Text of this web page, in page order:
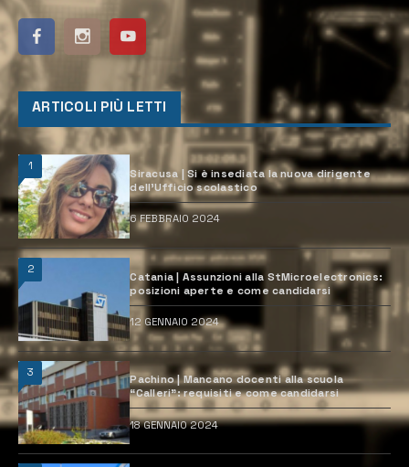
ARTICOLI PIÙ LETTI
1
Siracusa | Si è insediata la nuova dirigente
dell’Ufficio scolastico
6 FEBBRAIO 2024
2
Catania | Assunzioni alla StMicroelectronics:
posizioni aperte e come candidarsi
12 GENNAIO 2024
3
Pachino | Mancano docenti alla scuola
“Calleri”: requisiti e come candidarsi
18 GENNAIO 2024